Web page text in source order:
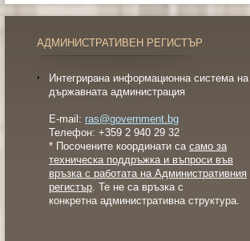
АДМИНИСТРАТИВЕН РЕГИСТЪР
Интегрирана информационна система на
държавната администрация
E-mail: ras@government.bg
Телефон: +359 2 940 29 32
* Посочените координати са само за
техническа поддръжка и въпроси във
връзка с работата на Административния
регистър. Те не са връзка с
конкретна административна структура.